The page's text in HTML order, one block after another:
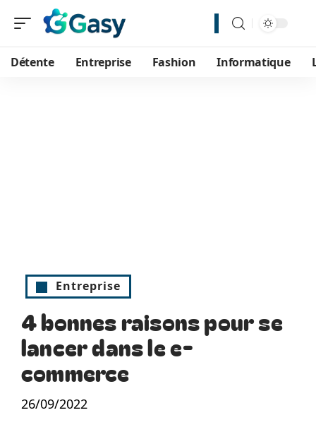
Détente Entreprise Fashion Informatique
Entreprise
4 bonnes raisons pour se
lancer dans le e-
commerce
26/09/2022